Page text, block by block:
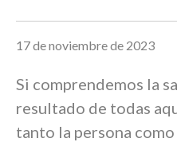
17 de noviembre de 2023
Si comprendemos la
resultado de todas
tanto la persona